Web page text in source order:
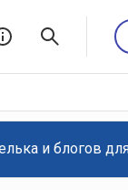
и блогов для